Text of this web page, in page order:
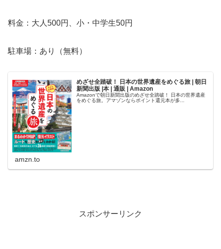
料金：大人500円、小・中学生50円
駐車場：あり（無料）
めざせ全踏破！ 日本の世界遺産をめぐる旅 | 朝日
新聞出版 |本 | 通販 | Amazon
Amazonで朝日新聞出版のめざせ全踏破！ 日本の世界遺産
をめぐる旅。アマゾンならポイント還元本が多...
amzn.to
スポンサーリンク